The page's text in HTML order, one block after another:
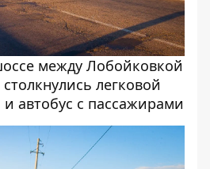
между Лобойковкой
легковой
автобус с пассажирами